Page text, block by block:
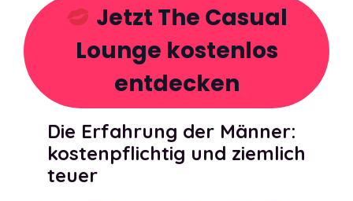
Jetzt The Casual
Lounge kostenlos
entdecken
Die Erfahrung der Männer:
kostenpflichtig und ziemlich
teuer